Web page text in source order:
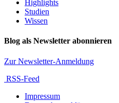
Highlights
Studien
Wissen
Blog als Newsletter abonnieren
Zur Newsletter-Anmeldung
RSS-Feed
Impressum